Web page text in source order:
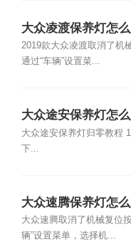
大众凌渡保养灯怎
灯复位清零方法
2019款大众凌渡取消了机
通过“车辆”设置菜...
大众途安保养灯怎
灯复位清零方法
大众途安保养灯归零教程
下...
大众速腾保养灯怎
灯复位清零方法
大众速腾取消了机械复位
辆”设置菜单，选择机...